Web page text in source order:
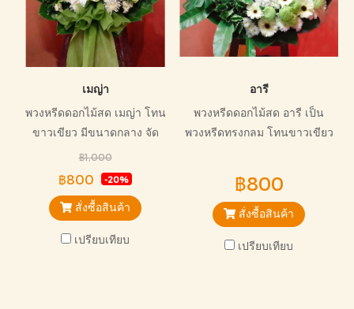
เมญ่า
พวงหรีดดอกไม้สด เมญ่า โทน
ขาวเขียว มีขนาดกลาง จัด
ออกแบบสวยหรู สุภาพ อ่อนโยน
เหมาะกับการไว้อาลัยทุกแบบ
฿1,000
฿800 -20%
สั่งซื้อสินค้า
เปรียบเทียบ
อารี
พวงหรีดดอกไม้สด อารี เป็น
พวงหรีดทรงกลม โทนขาวเขียว
฿800
สั่งซื้อสินค้า
เปรียบเทียบ